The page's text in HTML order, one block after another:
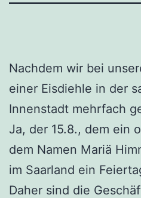
Nachdem wir bei
einer Eisdiehle in der
Innenstadt mehrfach
Ja, der 15.8., dem ein
dem Namen Mariä
im Saarland ein
Daher sind die